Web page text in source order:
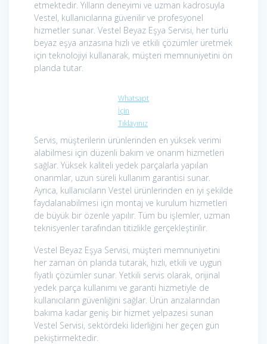
etmektedir. Yılların deneyimi ve uzman kadrosuyla
Vestel, kullanıcılarına güvenilir ve profesyonel
hizmetler sunar. Vestel Beyaz Eşya Servisi, her türlü
beyaz eşya arızasına hızlı ve etkili çözümler üretmek
için teknolojiyi kullanarak, müşteri memnuniyetini ön
planda tutar.
Whatsapt
İçin
Tıklayınız
Servis, müşterilerin ürünlerinden en yüksek verimi
alabilmesi için düzenli bakım ve onarım hizmetleri
sağlar. Yüksek kaliteli yedek parçalarla yapılan
onarımlar, uzun süreli kullanım garantisi sunar.
Ayrıca, kullanıcıların Vestel ürünlerinden en iyi şekilde
faydalanabilmesi için montaj ve kurulum hizmetleri
de büyük bir özenle yapılır. Tüm bu işlemler, uzman
teknisyenler tarafından titizlikle gerçekleştirilir.
Vestel Beyaz Eşya Servisi, müşteri memnuniyetini
her zaman ön planda tutarak, hızlı, etkili ve uygun
fiyatlı çözümler sunar. Yetkili servis olarak, orijinal
yedek parça kullanımı ve garanti hizmetiyle de
kullanıcıların güvenliğini sağlar. Ürün arızalarından
bakıma kadar geniş bir hizmet yelpazesi sunan
Vestel Servisi, sektördeki liderliğini her geçen gün
pekiştirmektedir.